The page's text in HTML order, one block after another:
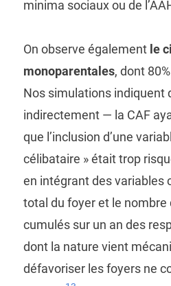
minima sociaux ou de
On observe également le
monoparentales, dont
Nos simulations indiquent
indirectement — la CAF
que l’inclusion d’une
célibataire » était trop
en intégrant des variables
total du foyer et le nombre
cumulés sur un an des
dont la nature vient
défavoriser les foyers ne